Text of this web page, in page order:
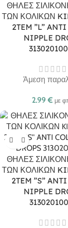
ΘΗΛΕΣ
ΤΩΝ ΚΟΛΙΚΩΝ
2TEM ”L”
NIPPLE
Άμεση
2.99 € με
ΘΗΛΕΣ
ΤΩΝ ΚΟΛΙΚΩΝ
2TEM ”S”
NIPPLE